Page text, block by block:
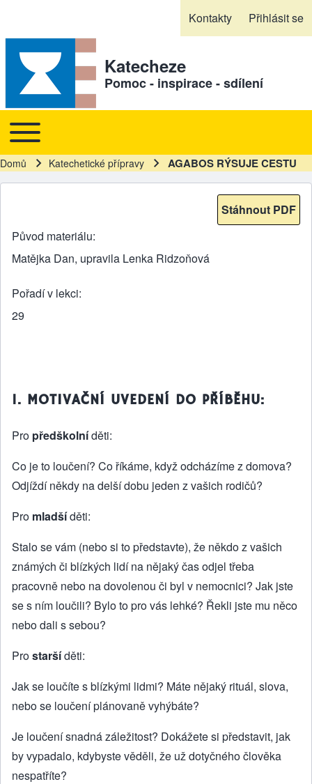
Kontakty Přihlásit se
Katecheze
Pomoc - inspirace - sdílení
Hlavní navigace
Toggle main menu
Drobečková navigace
Domů Katechetické přípravy AGABOS RÝSUJE CESTU
Stáhnout PDF
Původ materiálu
Matějka Dan, upravila Lenka Ridzoňová
Pořadí v lekci
29
1. MOTIVAČNÍ UVEDENÍ DO PŘÍBĚHU:
Pro předškolníděti:
Co je to loučení? Co říkáme, když odcházíme z domova?
Odjíždí někdy na delší dobu jeden z vašich rodičů?
Pro mladšíděti:
Stalo se vám (nebo si to představte), že někdo z vašich
známých či blízkých lidí na nějaký čas odjel třeba
pracovně nebo na dovolenou či byl v nemocnici? Jak jste
se s ním loučili? Bylo to pro vás lehké? Řekli jste mu něco
nebo dali s sebou?
Prostaršíděti:
Jak se loučíte s blízkými lidmi? Máte nějaký rituál, slova,
nebo se loučení plánovaně vyhýbáte?
Je loučení snadná záležitost? Dokážete si představit, jak
by vypadalo, kdybyste věděli, že už dotyčného člověka
nespatříte?